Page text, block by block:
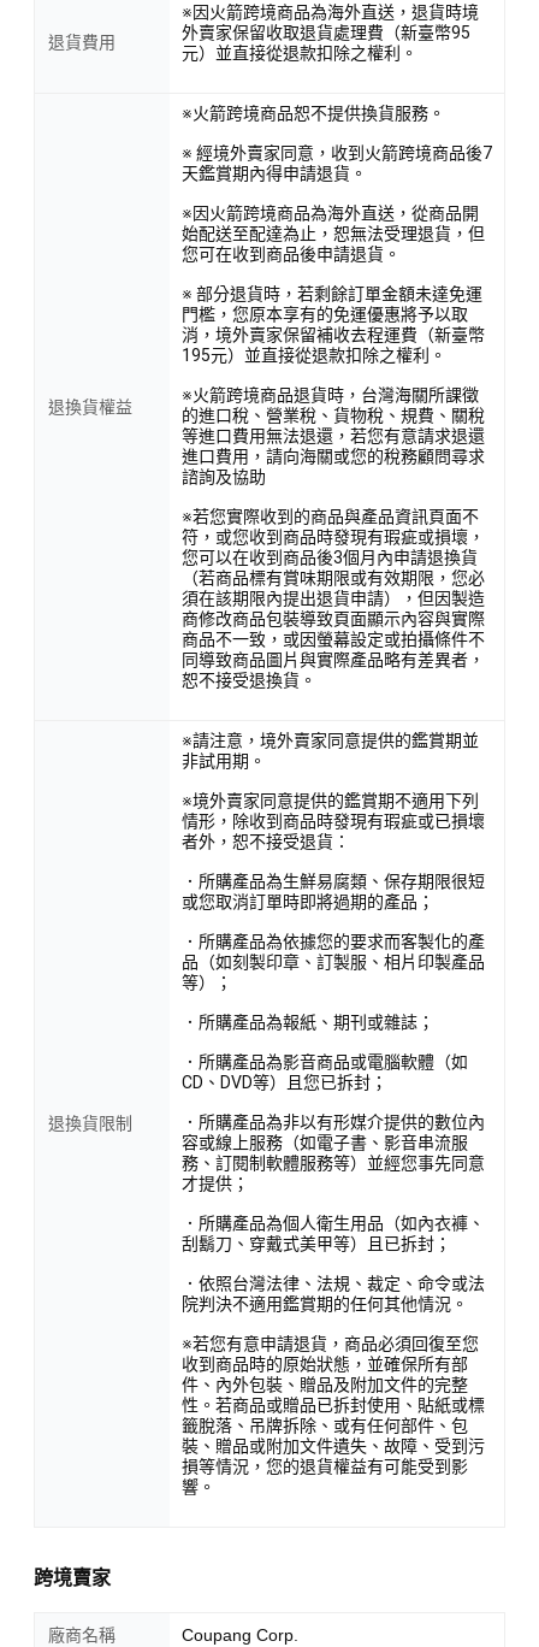
退貨費用
※因火箭跨境商品為海外直送，退貨時境
外賣家保留收取退貨處理費（新臺幣95
元）並直接從退款扣除之權利。
退換貨權益
※火箭跨境商品恕不提供換貨服務。
※ 經境外賣家同意，收到火箭跨境商品後7
天鑑賞期內得申請退貨。
※因火箭跨境商品為海外直送，從商品開
始配送至配達為止，恕無法受理退貨，但
您可在收到商品後申請退貨。
※ 部分退貨時，若剩餘訂單金額未達免運
門檻，您原本享有的免運優惠將予以取
消，境外賣家保留補收去程運費（新臺幣
195元）並直接從退款扣除之權利。
※火箭跨境商品退貨時，台灣海關所課徵
的進口稅、營業稅、貨物稅、規費、關稅
等進口費用無法退還，若您有意請求退還
進口費用，請向海關或您的稅務顧問尋求
諮詢及協助
※若您實際收到的商品與產品資訊頁面不
符，或您收到商品時發現有瑕疵或損壞，
您可以在收到商品後3個月內申請退換貨
（若商品標有賞味期限或有效期限，您必
須在該期限內提出退貨申請），但因製造
商修改商品包裝導致頁面顯示內容與實際
商品不一致，或因螢幕設定或拍攝條件不
同導致商品圖片與實際產品略有差異者，
恕不接受退換貨。
退換貨限制
※請注意，境外賣家同意提供的鑑賞期並
非試用期。
※境外賣家同意提供的鑑賞期不適用下列
情形，除收到商品時發現有瑕疵或已損壞
者外，恕不接受退貨：
．所購產品為生鮮易腐類、保存期限很短
或您取消訂單時即將過期的產品；
．所購產品為依據您的要求而客製化的產
品（如刻製印章、訂製服、相片印製產品
等）；
．所購產品為報紙、期刊或雜誌；
．所購產品為影音商品或電腦軟體（如
CD、DVD等）且您已拆封；
．所購產品為非以有形媒介提供的數位內
容或線上服務（如電子書、影音串流服
務、訂閱制軟體服務等）並經您事先同意
才提供；
．所購產品為個人衛生用品（如內衣褲、
刮鬍刀、穿戴式美甲等）且已拆封；
．依照台灣法律、法規、裁定、命令或法
院判決不適用鑑賞期的任何其他情況。
※若您有意申請退貨，商品必須回復至您
收到商品時的原始狀態，並確保所有部
件、內外包裝、贈品及附加文件的完整
性。若商品或贈品已拆封使用、貼紙或標
籤脫落、吊牌拆除、或有任何部件、包
裝、贈品或附加文件遺失、故障、受到污
損等情況，您的退貨權益有可能受到影
響。
跨境賣家
廠商名稱 Coupang Corp.